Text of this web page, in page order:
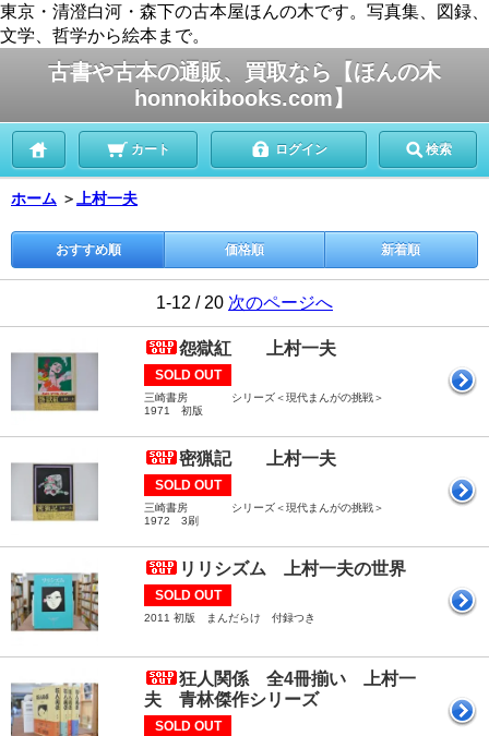
東京・清澄白河・森下の古本屋ほんの木です。写真集、図録、
文学、哲学から絵本まで。
古書や古本の通販、買取なら【ほんの木
honnokibooks.com】
カート ログイン 検索
ホーム ＞ 上村一夫
おすすめ順 価格順 新着順
1-12 / 20 次のページへ
怨獄紅 上村一夫
SOLD OUT
三崎書房 シリーズ＜現代まんがの挑戦＞
1971 初版
密猟記 上村一夫
SOLD OUT
三崎書房 シリーズ＜現代まんがの挑戦＞
1972 3刷
リリシズム 上村一夫の世界
SOLD OUT
2011 初版 まんだらけ 付録つき
狂人関係 全4冊揃い 上村一
夫 青林傑作シリーズ
SOLD OUT